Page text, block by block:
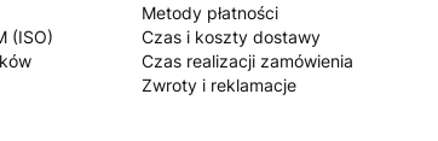
(ISO)
Metody płatności
Czas i koszty dostawy
Czas realizacji zamówienia
Zwroty i reklamacje